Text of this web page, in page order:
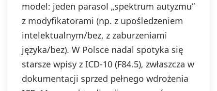
model: jeden parasol „spektrum autyzmu”
z modyfikatorami (np. z upośledzeniem
intelektualnym/bez, z zaburzeniami
języka/bez). W Polsce nadal spotyka się
starsze wpisy z ICD‑10 (F84.5), zwłaszcza w
dokumentacji sprzed pełnego wdrożenia